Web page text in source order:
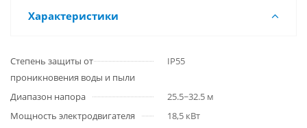
Характеристики
Степень защиты от
проникновения воды и пыли
IP55
Диапазон напора
25.5~32.5 м
Мощность электродвигателя
18,5 кВт